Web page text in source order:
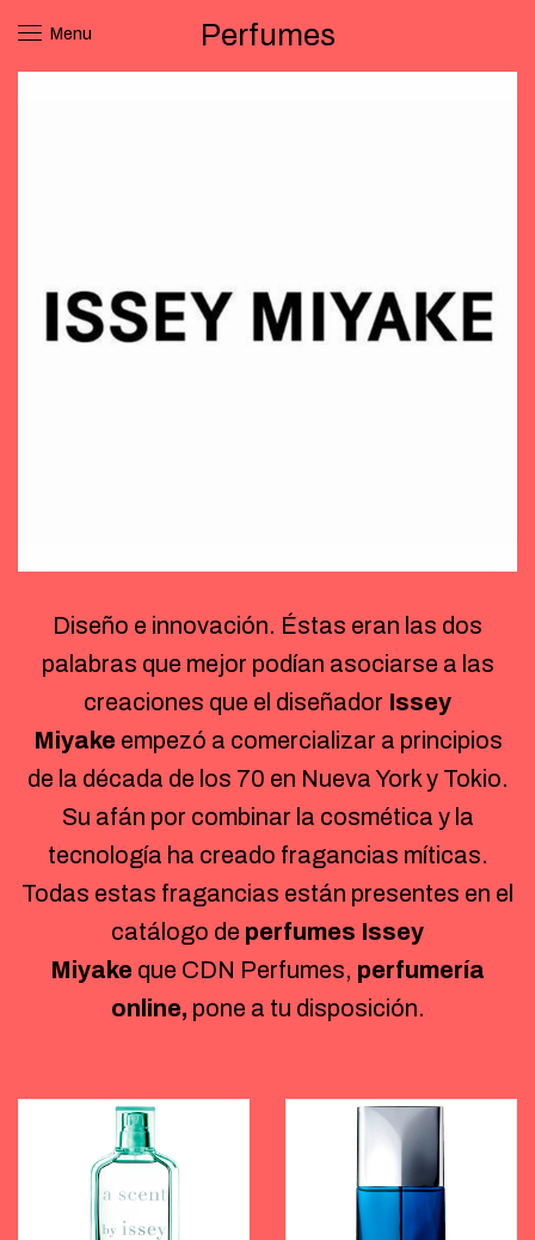
Menu Perfumes
Diseño e innovación. Éstas eran las dos
palabras que mejor podían asociarse a las
creaciones que el diseñador Issey
Miyake empezó a comercializar a principios
de la década de los 70 en Nueva York y Tokio.
Su afán por combinar la cosmética y la
tecnología ha creado fragancias míticas.
Todas estas fragancias están presentes en el
catálogo de perfumes Issey
Miyake que CDN Perfumes, perfumería
online, pone a tu disposición.